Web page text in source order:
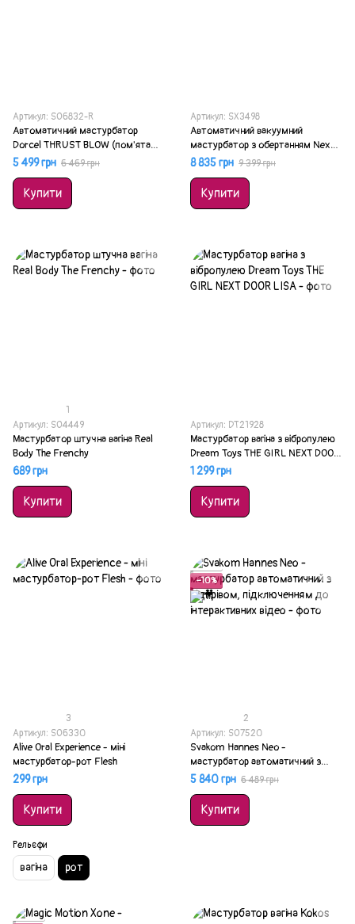
Артикул: SO6832-R
Автоматичний мастурбатор
Dorcel THRUST BLOW (пом'ята
упаковка)
5 499 грн 6 469 грн
Купити
Артикул: SX3498
Автоматичний вакуумний
мастурбатор з обертанням Nexus
Alpha Surge
8 835 грн 9 399 грн
Купити
1
Артикул: SO4449
Мастурбатор штучна вагіна Real
Body The Frenchy
689 грн
Купити
Артикул: DT21928
Мастурбатор вагіна з вібропулею
Dream Toys THE GIRL NEXT DOOR
LISA
1 299 грн
Купити
3
Артикул: SO6330
Alive Oral Experience - міні
мастурбатор-рот Flesh
299 грн
Купити
Рельєфи
вагіна рот
Акція
−10%
2
Артикул: SO7520
Svakom Hannes Neo -
мастурбатор автоматичний з
підігрівом, підключенням до
5 840 грн 6 489 грн
Купити
Акція